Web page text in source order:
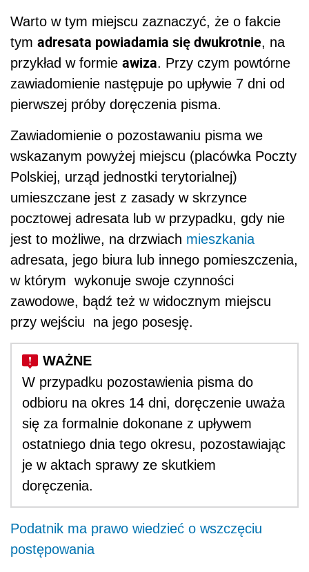
Warto w tym miejscu zaznaczyć, że o fakcie
tym adresata powiadamia się dwukrotnie, na
przykład w formie awiza. Przy czym powtórne
zawiadomienie następuje po upływie 7 dni od
pierwszej próby doręczenia pisma.
Zawiadomienie o pozostawaniu pisma we
wskazanym powyżej miejscu (placówka Poczty
Polskiej, urząd jednostki terytorialnej)
umieszczane jest z zasady w skrzynce
pocztowej adresata lub w przypadku, gdy nie
jest to możliwe, na drzwiach mieszkania
adresata, jego biura lub innego pomieszczenia,
w którym wykonuje swoje czynności
zawodowe, bądź też w widocznym miejscu
przy wejściu na jego posesję.
W przypadku pozostawienia pisma do
odbioru na okres 14 dni, doręczenie uważa
się za formalnie dokonane z upływem
ostatniego dnia tego okresu, pozostawiając
je w aktach sprawy ze skutkiem
doręczenia.
Podatnik ma prawo wiedzieć o wszczęciu
postępowania